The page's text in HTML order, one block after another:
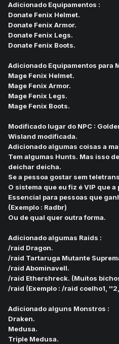
Adicionado Equipamentos :
Donate Fenix Helmet.
Donate Fenix Armor.
Donate Fenix Legs.
Donate Fenix Boots.
Adicionado Equipamentos para
Mage Fenix Helmet.
Mage Fenix Armor.
Mage Fenix Legs.
Mage Fenix Boots.
Modificado lugar do NPC :
Wisland modificada.
Adicionado algumas coisas a
Tem algumas Hunts. Mas isso
deichar deicha.
Se a pessoa gostar sem
O sistema que eu fiz é VIP que a
Essencial para pessoas que
(Exemplo : Radbr)
Ou de qual quer outra forma.
Adicionado algumas Raids :
/raid Dragon.
/raid Tartaruga Mutante
/raid Abominavell.
/raid Ethershreck. (Muitos
/raid (Exemplo : /raid coelho1,
Adicionado alguns Monstros :
Draken.
Medusa.
Triple Medusa.